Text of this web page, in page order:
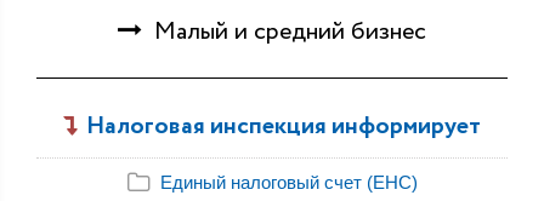
Малый и средний бизнес
Налоговая инспекция информирует
Единый налоговый счет (ЕНС)